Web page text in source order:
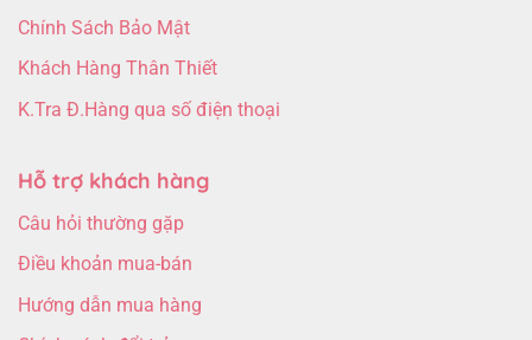
Chính Sách Bảo Mật
Khách Hàng Thân Thiết
K.Tra Đ.Hàng qua số điện thoại
Hỗ trợ khách hàng
Câu hỏi thường gặp
Điều khoản mua-bán
Hướng dẫn mua hàng